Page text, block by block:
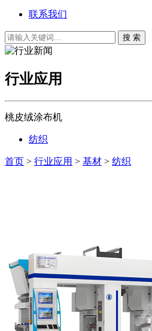
联系我们
搜 索
行业应用
桃皮绒涂布机
纺织
首页 > 行业应用 > 基材 > 纺织